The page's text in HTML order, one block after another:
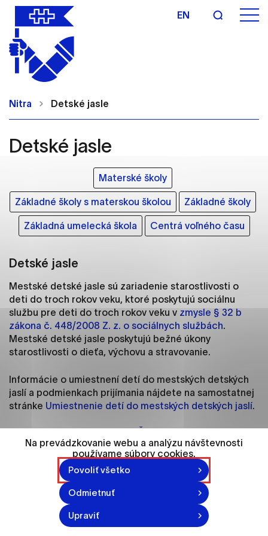
EN
Nitra Detské jasle
Detské jasle
Materské školy
Základné školy s materskou školou Základné školy
Základná umelecká škola Centrá voľného času
Detské jasle
Mestské detské jasle sú zariadenie starostlivosti o
deti do troch rokov veku, ktoré poskytujú sociálnu
službu pre deti do troch rokov veku v zmysle § 32 b
zákona č. 448/2008 Z. z. o sociálnych službách.
Mestské detské jasle poskytujú bežné úkony
starostlivosti o dieťa, výchovu a stravovanie.
Informácie o umiestnení detí do mestských detských
jaslí a podmienkach prijímania nájdete na samostatnej
stránke Umiestnenie detí do mestských detských jaslí.
Harmonogram prevádzky MŠ a MDJ
počas letných prázdnin 2026
(pdf, 428 kB)
Mesto Nitra je zriaďovateľom 2 mestských detských
Prevádzka MDJ
Na prevádzkovanie webu a analýzu návštevnosti
používame súbory cookies.
Povoliť všetko
Odmietnuť
Upraviť
Nastavenie cookies
stránky môžu ukladať informácie o vašej aktivite a
preferenciách. Používajú sa napríklad k tomu, aby
prihlásenie alebo aby sa uložila Vaša voľba v tomto
Vyberte úroveň cookies, ktorú chcete povoliť
Technické cookies
Technické súbory cookie sú pre prevádzku
uplatniteľnými tým, že umožňujú základné funkcie,
ako je navigácia na stránke a prístup k
zabezpečeným oblastiam webovej stránky. Bez
týchto súborov cookie nemôže web správne
fungovať.
Analytické cookies
Analytické cookies pomáhajú prevádzkovateľovi
stránok pochopiť, ako návštevníci stránok stránku
používajú, aby mohol stránky optimalizovať a
ponúknuť im lepšiu skúsenosť. Všetky dáta sa
zbierajú anonymne a nie je možné ich spojiť s
konkrétnou osobou.
Označiť všetko
Uložiť nastavenia
Viac informácií